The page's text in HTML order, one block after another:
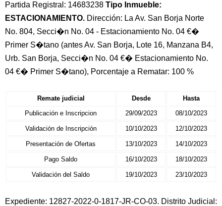
Partida Registral: 14683238 Tipo Inmueble:
ESTACIONAMIENTO. Dirección: La Av. San Borja Norte
No. 804, Secci�n No. 04 - Estacionamiento No. 04 €�
Primer S�tano (antes Av. San Borja, Lote 16, Manzana B4,
Urb. San Borja, Secci�n No. 04 €� Estacionamiento No.
04 €� Primer S�tano), Porcentaje a Rematar: 100 %
Remate judicial Desde
Hasta
Publicación e Inscripcion
29/09/2023 08/10/2023
Validación de Inscripción 10/10/2023 12/10/2023
Presentación de Ofertas 13/10/2023 14/10/2023
Pago Saldo 16/10/2023 18/10/2023
Validación del Saldo 19/10/2023 23/10/2023
Expediente: 12827-2022-0-1817-JR-CO-03. Distrito Judicial: